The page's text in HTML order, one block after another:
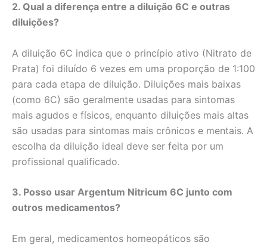
2. Qual a diferença entre a diluição 6C e outras
diluições?
A diluição 6C indica que o princípio ativo (Nitrato de
Prata) foi diluído 6 vezes em uma proporção de 1:100
para cada etapa de diluição. Diluições mais baixas
(como 6C) são geralmente usadas para sintomas
mais agudos e físicos, enquanto diluições mais altas
são usadas para sintomas mais crônicos e mentais. A
escolha da diluição ideal deve ser feita por um
profissional qualificado.
3. Posso usar Argentum Nitricum 6C junto com
outros medicamentos?
Em geral, medicamentos homeopáticos são